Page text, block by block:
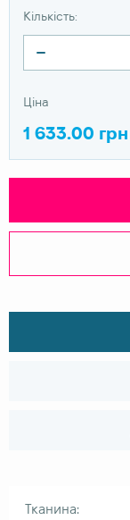
Кількість:
Ціна
1 633.00 грн
Тканина: